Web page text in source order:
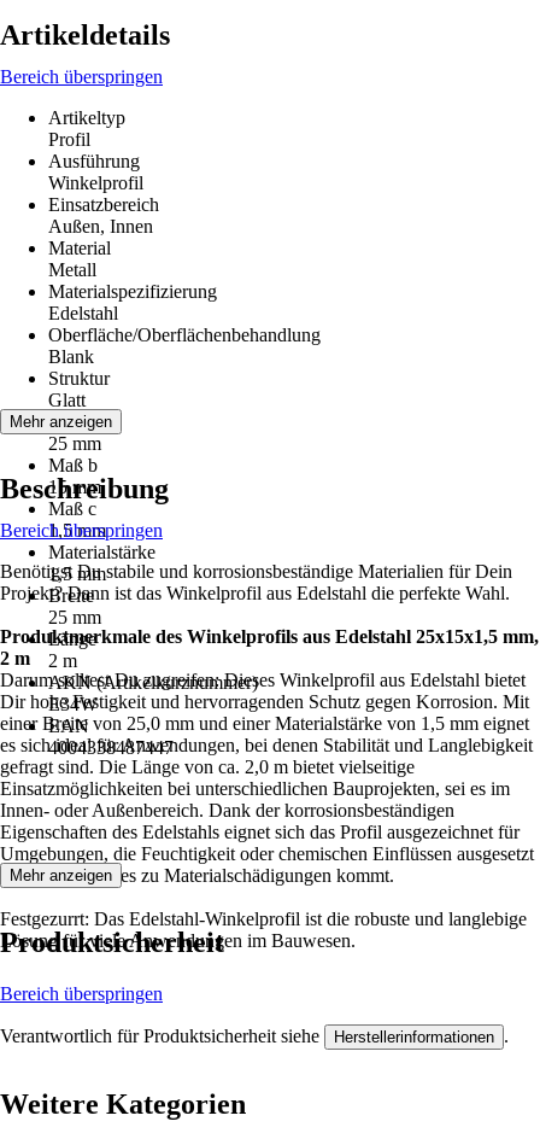
Artikeldetails
Bereich überspringen
Artikeltyp
Profil
Ausführung
Winkelprofil
Einsatzbereich
Außen, Innen
Material
Metall
Materialspezifizierung
Edelstahl
Oberfläche/Oberflächenbehandlung
Blank
Struktur
Glatt
Maß a
25 mm
Maß b
15 mm
Maß c
1,5 mm
Materialstärke
1,5 mm
Breite
25 mm
Länge
2 m
AKN (Artikelkurznummer)
E34W
EAN
4004338487447
Mehr anzeigen
Beschreibung
Bereich überspringen
Benötigst Du stabile und korrosionsbeständige Materialien für Dein
Projekt? Dann ist das Winkelprofil aus Edelstahl die perfekte Wahl.
Produktmerkmale des Winkelprofils aus Edelstahl 25x15x1,5 mm,
2 m
Darum solltest Du zugreifen: Dieses Winkelprofil aus Edelstahl bietet
Dir hohe Festigkeit und hervorragenden Schutz gegen Korrosion. Mit
einer Breite von 25,0 mm und einer Materialstärke von 1,5 mm eignet
es sich ideal für Anwendungen, bei denen Stabilität und Langlebigkeit
gefragt sind. Die Länge von ca. 2,0 m bietet vielseitige
Einsatzmöglichkeiten bei unterschiedlichen Bauprojekten, sei es im
Innen- oder Außenbereich. Dank der korrosionsbeständigen
Eigenschaften des Edelstahls eignet sich das Profil ausgezeichnet für
Umgebungen, die Feuchtigkeit oder chemischen Einflüssen ausgesetzt
sind, ohne dass es zu Materialschädigungen kommt.
Festgezurrt: Das Edelstahl-Winkelprofil ist die robuste und langlebige
Lösung für viele Anwendungen im Bauwesen.
Mehr anzeigen
Produktsicherheit
Bereich überspringen
Verantwortlich für Produktsicherheit siehe Herstellerinformationen .
Weitere Kategorien